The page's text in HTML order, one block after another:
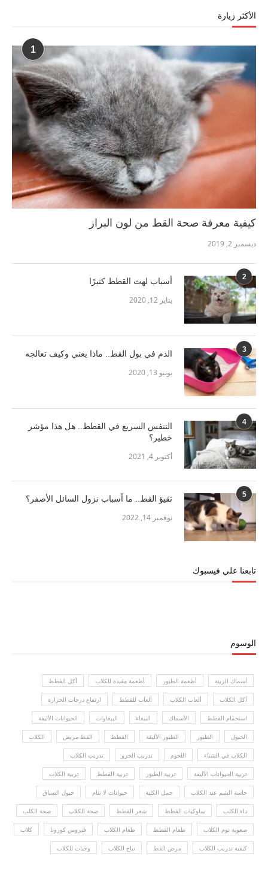
الأكثر زيارة
1
كيفية معرفة صحة القط من لون البراز
ديسمبر 2, 2019
2 أسباب لهث القطط كثيرًا
يناير 12, 2020
3 الدم في بول القط.. ماذا يعني وكيف تعالجه
يونيو 13, 2020
4
التنفس السريع في القطط.. هل هذا مؤشر
خطير؟
أكتوبر 4, 2021
5 تقيؤ القط.. ما أسباب نزول السائل الأصفر؟
نوفمبر 14, 2022
تابعنا علي فيسبوك
الوسوم
أسماك الزينة أطعمة الطيور أطعمة مفيدة للكلاب أكل القطط
أكل الكلاب ألعاب الكلاب ألعاب للقطط ارتفاع درجات الحرارة
استحمام القطط الأسماك الببغاء الببغاوات الحيوانات الأليفة
الخيول الطيور الطيور الأليفة القطط القط مريض الكلاب
الكلاب في الشتاء اللحوم تدريب الجرو تدريب الكلاب
تربية الحيوانات الأليفة تربية الطيور تربية القطط تربية الكلاب
حاسة الشم عند الكلاب حمل الكلبة حيوانات لا تنام خيول السباق
داء الكلب سلوكيات القطط شعر القطط صحة الكلاب صحة الكلب
صعوبة نوم الكلاب طعام القطط طعام الكلاب فيروس كورونا كلاب
كيفية تدريب الكلاب مرض القط نباح الكلاب وجبات للكلاب